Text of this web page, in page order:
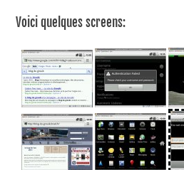
Voici quelques screens: